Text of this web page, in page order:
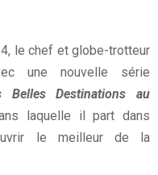
le chef et globe-trotteur
une nouvelle série
Belles Destinations au
laquelle il part dans
le meilleur de la